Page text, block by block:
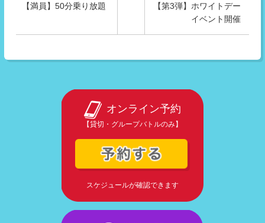
【満員】50分乗り放題
【第3弾】ホワイトデー
イベント開催
オンライン予約
【貸切・グループバトルのみ】
スケジュールが確認できます